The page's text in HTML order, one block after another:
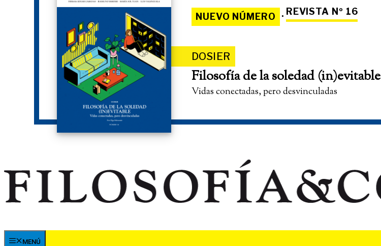
NUEVO NÚMERO · REVISTA Nº 16
DOSIER
Filosofía de la soledad (in)evitable
Vidas conectadas, pero desvinculadas
MENÚ